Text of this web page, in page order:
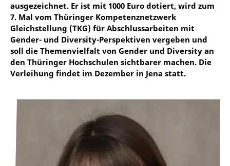
ausgezeichnet. Er ist mit 1000 Euro dotiert, wird zum
7. Mal vom Thüringer Kompetenznetzwerk
Gleichstellung (TKG) für Abschlussarbeiten mit
Gender- und Diversity-Perspektiven vergeben und
soll die Themenvielfalt von Gender und Diversity an
den Thüringer Hochschulen sichtbarer machen. Die
Verleihung findet im Dezember in Jena statt.